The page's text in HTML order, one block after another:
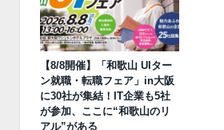
【8/8開催】「和歌山 UIター
ン就職・転職フェア」in大阪
に30社が集結！IT企業も5社
が参加、ここに“和歌山のリ
アル”がある